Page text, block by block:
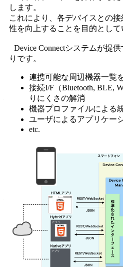
します。
これにより、各デバイスとの
性を向上することを目的として
Device Connectシステムが提
りです。
連携可能な周辺機器一覧
接続I/F（Bluetooth, BLE,
りにくさの解消
機器プロファイルによる
ユーザによるアプリケー
etc.